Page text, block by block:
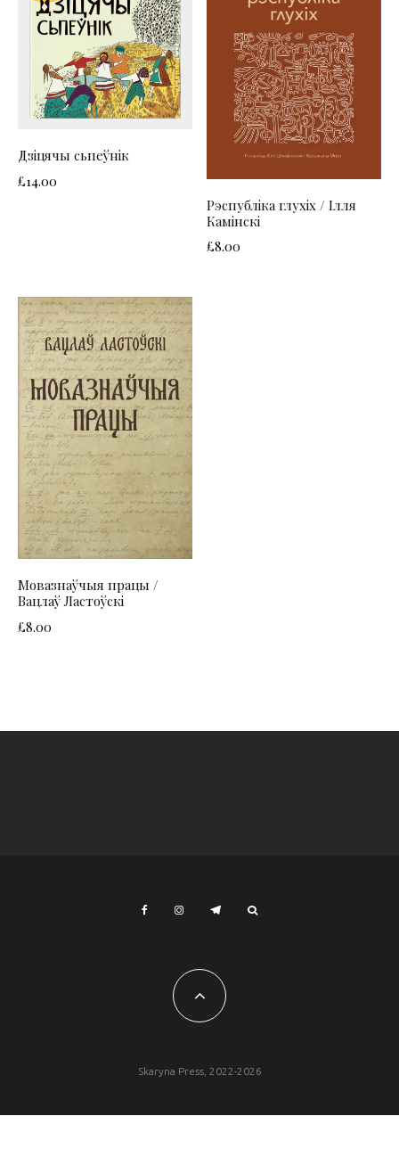
Дзіцячы сьпеўнік
£14.00
Рэспубліка глухіх / Ілля
Камінскі
£8.00
Мовазнаўчыя працы /
Вацлаў Ластоўскі
£8.00
Skaryna Press, 2022-2026